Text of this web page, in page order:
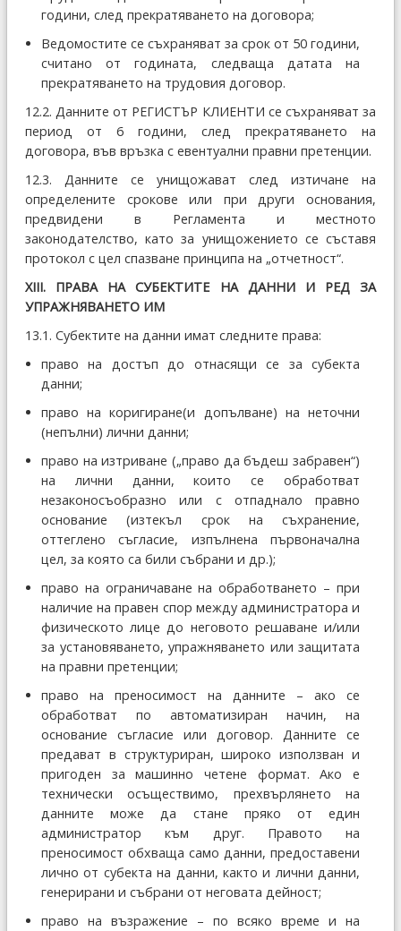
години, след прекратяването на договора;
Ведомостите се съхраняват за срок от 50 години,
считано от годината, следваща датата на
прекратяването на трудовия договор.
12.2. Данните от РЕГИСТЪР КЛИЕНТИ се съхраняват за
период от 6 години, след прекратяването на
договора, във връзка с евентуални правни претенции.
12.3. Данните се унищожават след изтичане на
определените срокове или при други основания,
предвидени в Регламента и местното
законодателство, като за унищожението се съставя
протокол с цел спазване принципа на „отчетност“.
ХІІІ. ПРАВА НА СУБЕКТИТЕ НА ДАННИ И РЕД ЗА
УПРАЖНЯВАНЕТО ИМ
13.1. Субектите на данни имат следните права:
право на достъп до отнасящи се за субекта
данни;
право на коригиране(и допълване) на неточни
(непълни) лични данни;
право на изтриване („право да бъдеш забравен“)
на лични данни, които се обработват
незаконосъобразно или с отпаднало правно
основание (изтекъл срок на съхранение,
оттеглено съгласие, изпълнена първоначална
цел, за която са били събрани и др.);
право на ограничаване на обработването – при
наличие на правен спор между администратора и
физическото лице до неговото решаване и/или
за установяването, упражняването или защитата
на правни претенции;
право на преносимост на данните – ако се
обработват по автоматизиран начин, на
основание съгласие или договор. Данните се
предават в структуриран, широко използван и
пригоден за машинно четене формат. Ако е
технически осъществимо, прехвърлянето на
данните може да стане пряко от един
администратор към друг. Правото на
преносимост обхваща само данни, предоставени
лично от субекта на данни, както и лични данни,
генерирани и събрани от неговата дейност;
право на възражение – по всяко време и на